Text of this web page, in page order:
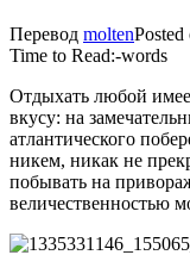
Перевод moltenPosted
Time to Read:-words
Отдыхать любой
вкусу: на
атлантического
никем, никак не
побывать на
величественностью